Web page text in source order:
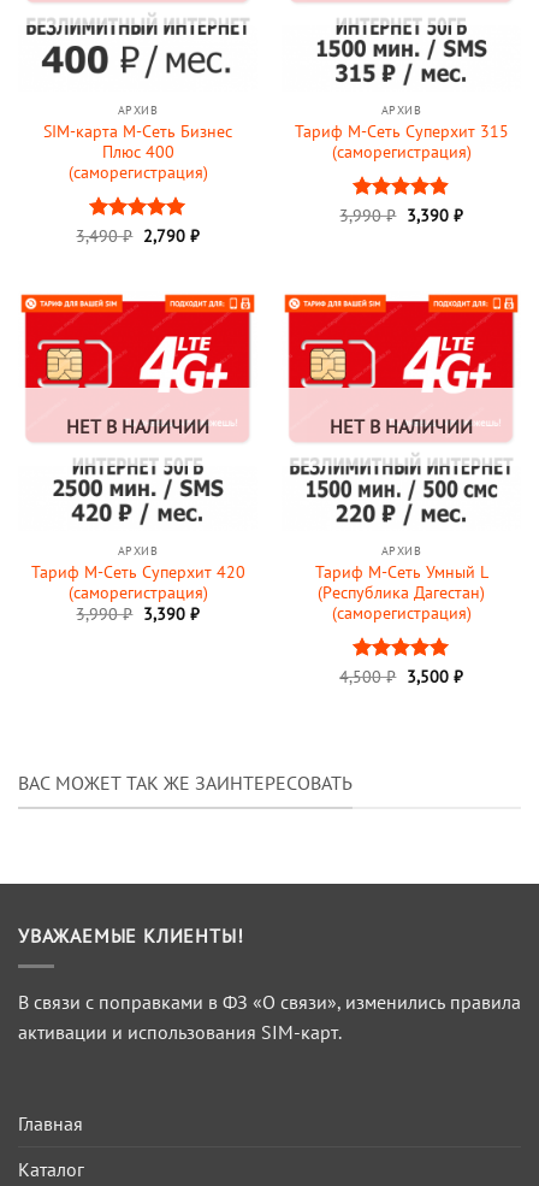
АРХИВ
SIM-карта М-Сеть Бизнес
Плюс 400
(саморегистрация)
Оценка5
3,490₽ Первоначальная
цена
2,790 ₽Текущая
АРХИВ
Тариф М-Сеть Суперхит 315
(саморегистрация)
Оценка
3,990₽ 3,390 ₽
НЕТ В НАЛИЧИИ
АРХИВ
Тариф М-Сеть Суперхит 420
(саморегистрация)
3,990₽ 3,390 ₽
НЕТ В НАЛИЧИИ
АРХИВ
Тариф М-Сеть Умный L
(Республика Дагестан)
(саморегистрация)
Оценка5
4,500₽ Первоначальная
цена
3,500 ₽Текущая
ВАС МОЖЕТ ТАК ЖЕ ЗАИНТЕРЕСОВАТЬ
УВАЖАЕМЫЕ КЛИЕНТЫ!
В связи с поправками в ФЗ «О связи», изменились правила
активации и использования SIM-карт.
Главная
Каталог